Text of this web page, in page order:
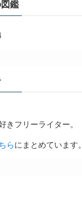
鑑
きフリーライター。
らにまとめています。